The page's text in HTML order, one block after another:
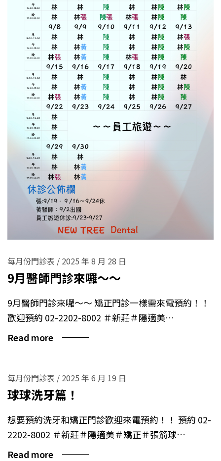
每月份門診表 / 2025 年 8 月 28 日
9月醫師門診來囉～～
9月醫師門診來囉～～ 矯正門診一樣需來電預約！！
歡迎預約 02-2202-8002 ＃新莊＃隱適美…
Read more
每月份門診表 / 2025 年 6 月 19 日
球球洗牙篇！
想要預約洗牙和矯正門診歡迎來電預約！！ 預約 02-
2202-8002 ＃新莊＃隱適美＃矯正＃張箭球…
Read more